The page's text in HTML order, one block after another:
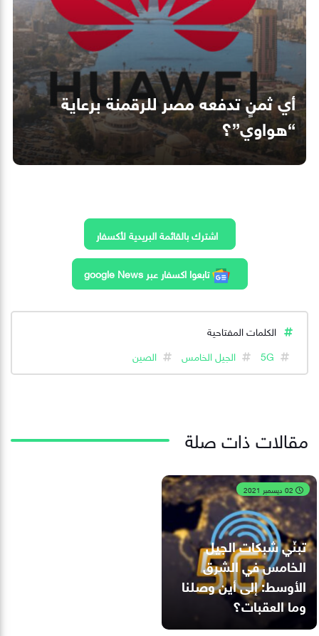
أي ثمنٍ تدفعه مصر للرقمنة برعاية
“هواوي”؟
اشترك بالقائمة البريدية لأكسفار
تابعوا اكسفار عبر google News
الكلمات المفتاحية
5G
الجيل الخامس الصين
مقالات ذات صلة
تبنّي شبكات الجيل
الخامس في الشرق
الأوسط: إلى أين وصلنا
وما العقبات؟